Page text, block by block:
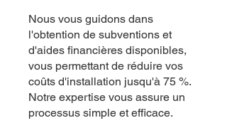
Nous vous guidons dans
l'obtention de subventions et
d'aides financières disponibles,
vous permettant de réduire vos
coûts d'installation jusqu'à 75 %.
Notre expertise vous assure un
processus simple et efficace.